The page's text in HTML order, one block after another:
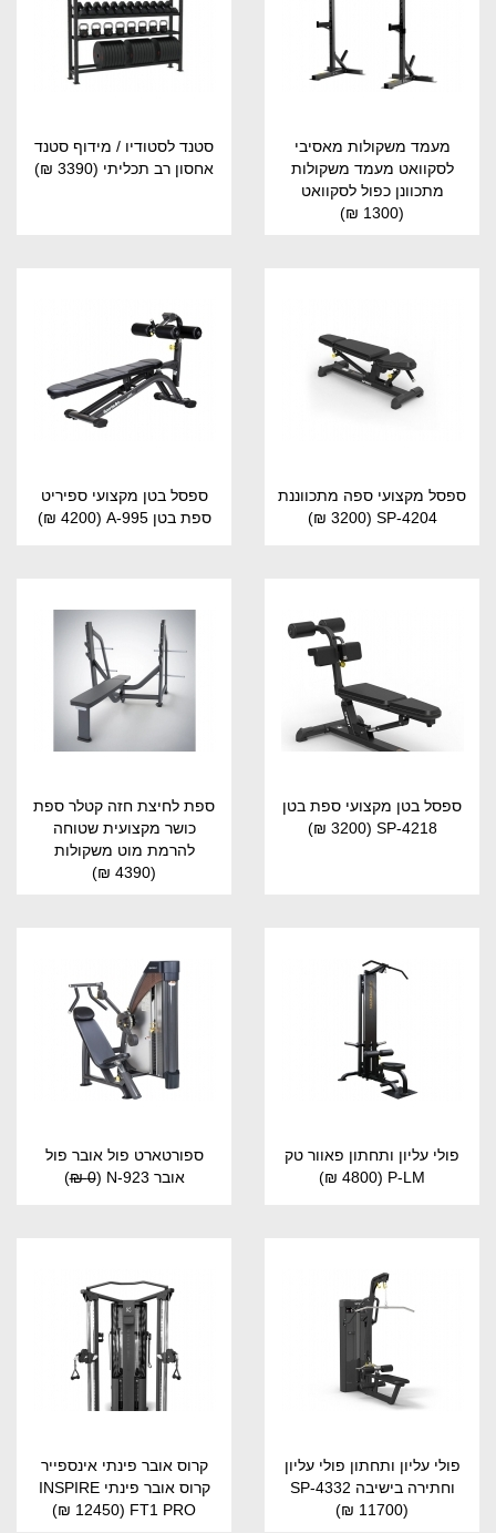
מעמד משקולות מאסיבי
לסקוואט מעמד משקולות
מתכוונן כפול לסקוואט
(1300 ₪)
סטנד לסטודיו / מידוף סטנד
אחסון רב תכליתי (3390 ₪)
ספסל מקצועי ספה מתכווננת
SP-4204
(3200 ₪)
ספסל בטן מקצועי ספיריט
ספת בטן A-995
(4200 ₪)
ספסל בטן מקצועי ספת בטן
SP-4218
(3200 ₪)
ספת לחיצת חזה קטלר ספת
כושר מקצועית שטוחה
להרמת מוט משקולות
(4390 ₪)
פולי עליון ותחתון פאוור טק
P-LM
(4800 ₪)
ספורטארט פול אובר פול
אובר N-923
(
0 ₪
)
פולי עליון ותחתון פולי עליון
וחתירה בישיבה SP-4332
(11700 ₪)
קרוס אובר פינתי אינספייר
קרוס אובר פינתי INSPIRE
FT1 PRO
(12450 ₪)